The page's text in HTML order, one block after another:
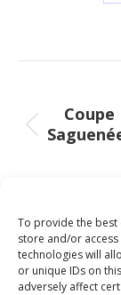
To provide the best
store and/or
technologies will
or unique IDs on
adversely affect
Coupe
Faits